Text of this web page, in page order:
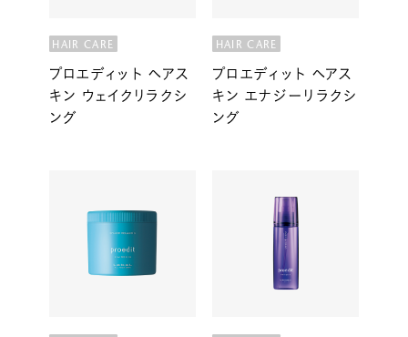
HAIR CARE
プロエディット ヘアス
キン ウェイクリラクシ
ング
HAIR CARE
プロエディット ヘアス
キン エナジーリラクシ
ング